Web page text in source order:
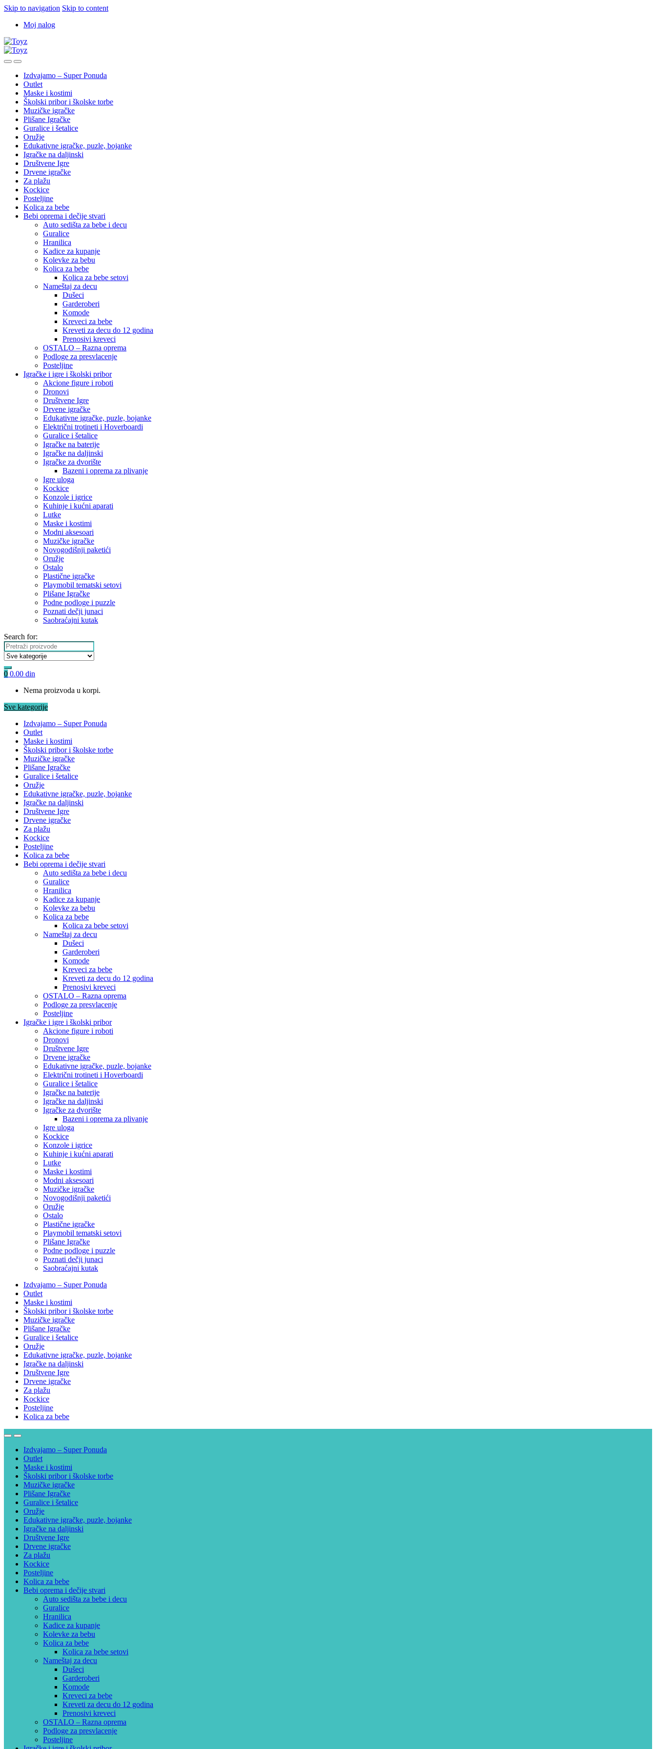
Skip to navigation Skip to content
Moj nalog
Izdvajamo – Super Ponuda
Outlet
Maske i kostimi
Školski pribor i školske torbe
Muzičke igračke
Plišane Igračke
Guralice i šetalice
Oružje
Edukativne igračke, puzle, bojanke
Igračke na daljinski
Društvene Igre
Drvene igračke
Za plažu
Kockice
Posteljine
Kolica za bebe
Bebi oprema i dečije stvari
Auto sedišta za bebe i decu
Guralice
Hranilica
Kadice za kupanje
Kolevke za bebu
Kolica za bebe
Kolica za bebe setovi
Nameštaj za decu
Dušeci
Garderoberi
Komode
Kreveci za bebe
Kreveti za decu do 12 godina
Prenosivi kreveci
OSTALO – Razna oprema
Podloge za presvlacenje
Posteljine
Igračke i igre i školski pribor
Akcione figure i roboti
Dronovi
Društvene Igre
Drvene igračke
Edukativne igračke, puzle, bojanke
Električni trotineti i Hoverboardi
Guralice i šetalice
Igračke na baterije
Igračke na daljinski
‎Igračke za dvorište
Bazeni i oprema za plivanje
Igre uloga
Kockice
Konzole i igrice
Kuhinje i kućni aparati
Lutke
Maske i kostimi
Modni aksesoari
Muzičke igračke
Novogodišnji paketići
Oružje
Ostalo
Plastične igračke
Playmobil tematski setovi
Plišane Igračke
Podne podloge i puzzle
Poznati dečji junaci
Saobraćajni kutak
Search for:
0 0.00 din
Nema proizvoda u korpi.
Sve kategorije
Izdvajamo – Super Ponuda
Outlet
Maske i kostimi
Školski pribor i školske torbe
Muzičke igračke
Plišane Igračke
Guralice i šetalice
Oružje
Edukativne igračke, puzle, bojanke
Igračke na daljinski
Društvene Igre
Drvene igračke
Za plažu
Kockice
Posteljine
Kolica za bebe
Bebi oprema i dečije stvari
Auto sedišta za bebe i decu
Guralice
Hranilica
Kadice za kupanje
Kolevke za bebu
Kolica za bebe
Kolica za bebe setovi
Nameštaj za decu
Dušeci
Garderoberi
Komode
Kreveci za bebe
Kreveti za decu do 12 godina
Prenosivi kreveci
OSTALO – Razna oprema
Podloge za presvlacenje
Posteljine
Igračke i igre i školski pribor
Akcione figure i roboti
Dronovi
Društvene Igre
Drvene igračke
Edukativne igračke, puzle, bojanke
Električni trotineti i Hoverboardi
Guralice i šetalice
Igračke na baterije
Igračke na daljinski
‎Igračke za dvorište
Bazeni i oprema za plivanje
Igre uloga
Kockice
Konzole i igrice
Kuhinje i kućni aparati
Lutke
Maske i kostimi
Modni aksesoari
Muzičke igračke
Novogodišnji paketići
Oružje
Ostalo
Plastične igračke
Playmobil tematski setovi
Plišane Igračke
Podne podloge i puzzle
Poznati dečji junaci
Saobraćajni kutak
Izdvajamo – Super Ponuda
Outlet
Maske i kostimi
Školski pribor i školske torbe
Muzičke igračke
Plišane Igračke
Guralice i šetalice
Oružje
Edukativne igračke, puzle, bojanke
Igračke na daljinski
Društvene Igre
Drvene igračke
Za plažu
Kockice
Posteljine
Kolica za bebe
Izdvajamo – Super Ponuda
Outlet
Maske i kostimi
Školski pribor i školske torbe
Muzičke igračke
Plišane Igračke
Guralice i šetalice
Oružje
Edukativne igračke, puzle, bojanke
Igračke na daljinski
Društvene Igre
Drvene igračke
Za plažu
Kockice
Posteljine
Kolica za bebe
Bebi oprema i dečije stvari
Auto sedišta za bebe i decu
Guralice
Hranilica
Kadice za kupanje
Kolevke za bebu
Kolica za bebe
Kolica za bebe setovi
Nameštaj za decu
Dušeci
Garderoberi
Komode
Kreveci za bebe
Kreveti za decu do 12 godina
Prenosivi kreveci
OSTALO – Razna oprema
Podloge za presvlacenje
Posteljine